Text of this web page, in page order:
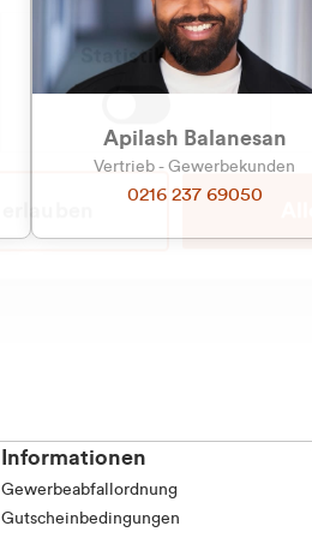
Statistiken
Apilash Balanesan
Vertrieb - Gewerbekunden
0216 237 69050
Informationen
Gewerbeabfallordnung
Gutscheinbedingungen